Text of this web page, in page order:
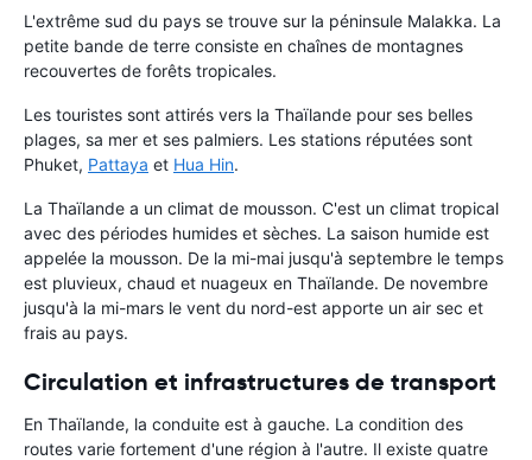
L'extrême sud du pays se trouve sur la péninsule Malakka. La
petite bande de terre consiste en chaînes de montagnes
recouvertes de forêts tropicales.
Les touristes sont attirés vers la Thaïlande pour ses belles
plages, sa mer et ses palmiers. Les stations réputées sont
Phuket, Pattaya et Hua Hin.
La Thaïlande a un climat de mousson. C'est un climat tropical
avec des périodes humides et sèches. La saison humide est
appelée la mousson. De la mi-mai jusqu'à septembre le temps
est pluvieux, chaud et nuageux en Thaïlande. De novembre
jusqu'à la mi-mars le vent du nord-est apporte un air sec et
frais au pays.
Circulation et infrastructures de transport
En Thaïlande, la conduite est à gauche. La condition des
routes varie fortement d'une région à l'autre. Il existe quatre